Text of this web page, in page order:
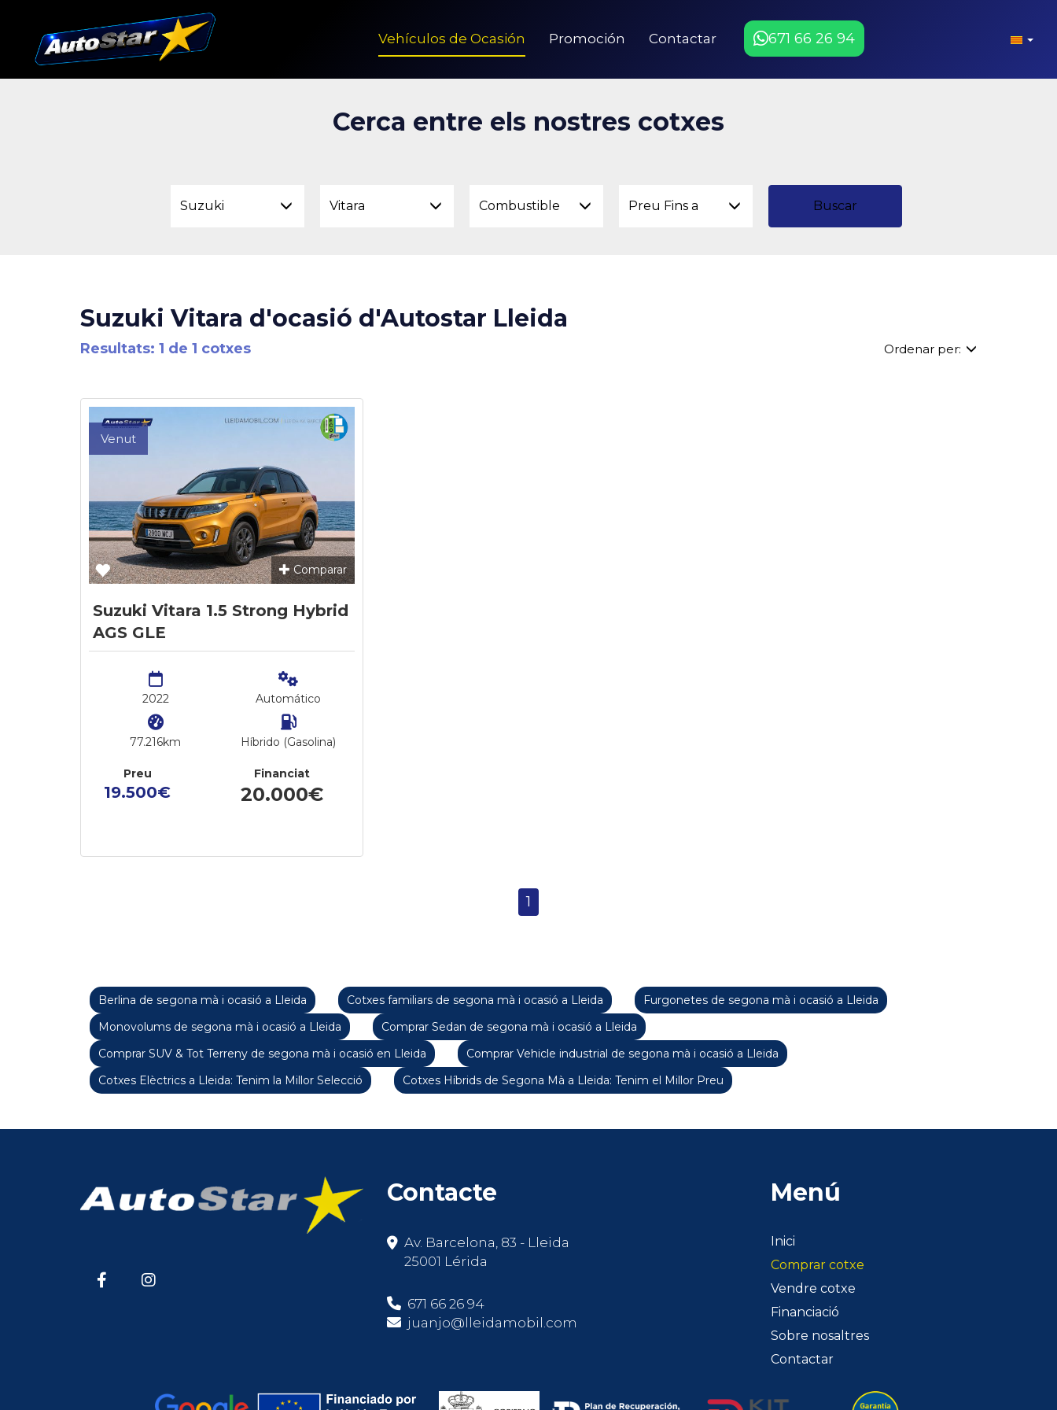
Vehículos de Ocasión Promoción Contactar 671 66 26 94
Cerca entre els nostres cotxes
Suzuki Vitara Combustible Preu Fins a Buscar
Suzuki Vitara d'ocasió d'Autostar Lleida
Resultats: 1 de 1 cotxes Ordenar per:
Venut
Comparar
Suzuki Vitara 1.5 Strong Hybrid
AGS GLE
2022
77.216km
Automático
Híbrido (Gasolina)
Preu
19.500€
Financiat
20.000€
1
Berlina de segona mà i ocasió a Lleida Cotxes familiars de segona mà i ocasió a Lleida
Furgonetes de segona mà i ocasió a Lleida
Monovolums de segona mà i ocasió a Lleida
Comprar Sedan de segona mà i ocasió a Lleida
Comprar SUV & Tot Terreny de segona mà i ocasió en Lleida
Comprar Vehicle industrial de segona mà i ocasió a Lleida
Cotxes Elèctrics a Lleida: Tenim la Millor Selecció
Cotxes Híbrids de Segona Mà a Lleida: Tenim el Millor Preu
Contacte
Av. Barcelona, 83 - Lleida
25001 Lérida
671 66 26 94
juanjo@lleidamobil.com
Menú
Inici
Comprar cotxe
Vendre cotxe
Financiació
Sobre nosaltres
Contactar